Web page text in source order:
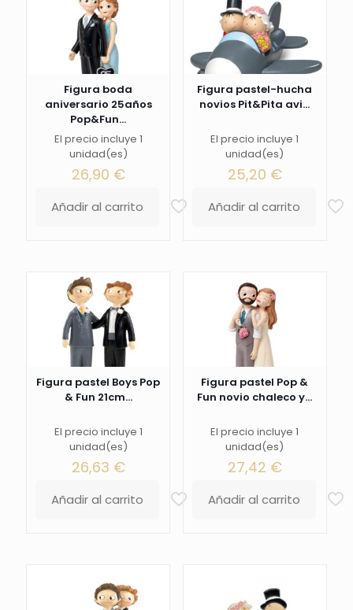
Figura boda
aniversario 25años
Pop&Fun...
El precio incluye 1
unidad(es)
26,90 €
Añadir al carrito
Figura pastel-hucha
novios Pit&Pita avi...
El precio incluye 1
unidad(es)
25,20 €
Añadir al carrito
Figura pastel Boys Pop
& Fun 21cm...
El precio incluye 1
unidad(es)
26,63 €
Añadir al carrito
Figura pastel Pop &
Fun novio chaleco y...
El precio incluye 1
unidad(es)
27,42 €
Añadir al carrito